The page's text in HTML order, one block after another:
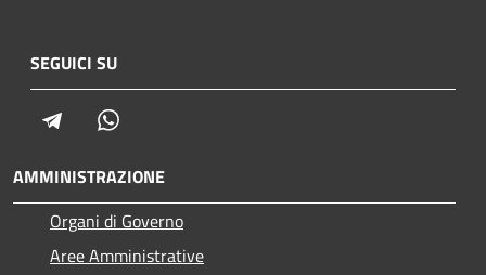
SEGUICI SU
Telegram
AMMINISTRAZIONE
Organi di Governo
Aree Amministrative